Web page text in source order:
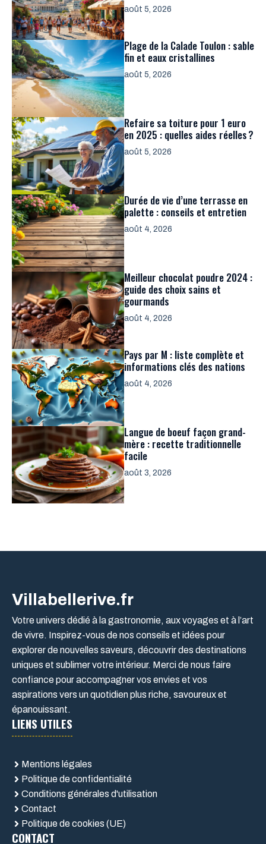
août 5, 2026
Plage de la Calade Toulon : sable
fin et eaux cristallines
août 5, 2026
Refaire sa toiture pour 1 euro
en 2025 : quelles aides réelles ?
août 5, 2026
Durée de vie d’une terrasse en
palette : conseils et entretien
août 4, 2026
Meilleur chocolat poudre 2024 :
guide des choix sains et
gourmands
août 4, 2026
Pays par M : liste complète et
informations clés des nations
août 4, 2026
Langue de boeuf façon grand-
mère : recette traditionnelle
facile
août 3, 2026
Villabellerive.fr
Votre univers dédié à la gastronomie, aux voyages et à l’art
de vivre. Inspirez-vous de nos conseils et idées pour
explorer de nouvelles saveurs, découvrir des destinations
uniques et sublimer votre intérieur. Merci de nous faire
confiance pour accompagner vos envies et vos
aspirations vers un quotidien plus riche, savoureux et
épanouissant.
LIENS UTILES
Mentions légales
Politique de confidentialité
Conditions générales d'utilisation
Contact
Politique de cookies (UE)
CONTACT